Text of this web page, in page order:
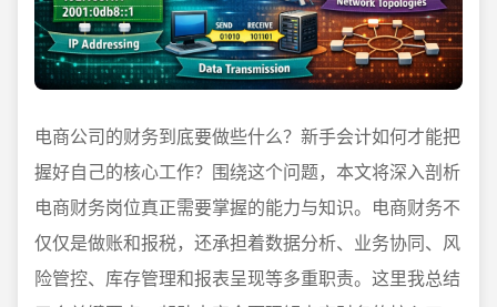
电商公司的财务到底要做些什么？新手会计如何才能把
握好自己的核心工作？围绕这个问题，本文将深入剖析
电商财务岗位真正需要掌握的能力与知识。电商财务不
仅仅是做账和报税，还承担着数据分析、业务协同、风
险管控、库存管理和报表呈现等多重职责。这里我总结